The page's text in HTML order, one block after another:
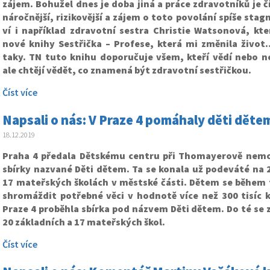
zájem. Bohužel dnes je doba jiná a práce zdravotníků je
náročnější, rizikovější a zájem o toto povolání spíše
ví i například zdravotní sestra Christie Watsonová,
nové knihy Sestřička – Profese, která mi změnila
taky. TN tuto knihu doporučuje všem, kteří vědí nebo
ale chtějí vědět, co znamená být zdravotní sestřičkou.
Číst více
Napsali o nás: V Praze 4 pomáhaly děti
18.12.2019
Praha 4 předala Dětskému centru při Thomayerově
sbírky nazvané Děti dětem. Ta se konala už podeváté na
17 mateřských školách v městské části. Dětem se
shromáždit potřebné věci v hodnotě více než 300 tisíc
Praze 4 proběhla sbírka pod názvem Děti dětem. Do té se
20 základních a 17 mateřských škol.
Číst více